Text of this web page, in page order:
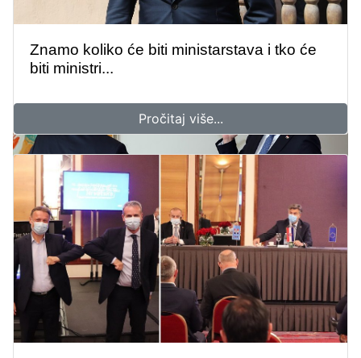
Znamo koliko će biti ministarstava i tko će
biti ministri...
Pročitaj više...